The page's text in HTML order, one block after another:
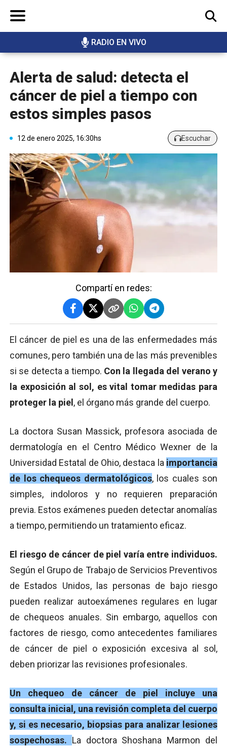
RADIO EN VIVO
BUSCAR
Alerta de salud: detecta el
cáncer de piel a tiempo con
estos simples pasos
12 de enero 2025, 16:30hs Escuchar
Compartí en redes:
El cáncer de piel es una de las enfermedades más
comunes, pero también una de las más prevenibles
si se detecta a tiempo. Con la llegada del verano y
la exposición al sol, es vital tomar medidas para
proteger la piel , el órgano más grande del cuerpo.
La doctora Susan Massick, profesora asociada de
dermatología en el Centro Médico Wexner de la
Universidad Estatal de Ohio, destaca la importancia
de los chequeos dermatológicos, los cuales son
simples, indoloros y no requieren preparación
previa. Estos exámenes pueden detectar anomalías
a tiempo, permitiendo un tratamiento eficaz.
El riesgo de cáncer de piel varía entre individuos.
Según el Grupo de Trabajo de Servicios Preventivos
de Estados Unidos, las personas de bajo riesgo
pueden realizar autoexámenes regulares en lugar
de chequeos anuales. Sin embargo, aquellos con
factores de riesgo, como antecedentes familiares
de cáncer de piel o exposición excesiva al sol,
deben priorizar las revisiones profesionales.
Un chequeo de cáncer de piel incluye una
consulta inicial, una revisión completa del cuerpo
y, si es necesario, biopsias para analizar lesiones
sospechosas. La doctora Shoshana Marmon del